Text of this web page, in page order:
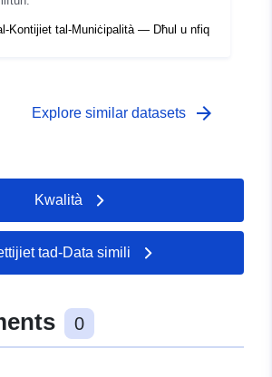
Kontijiet tal-Muniċipalità — Dħul u nfiq
Explore similar datasets arrow_forward
Kwalità
tad-Data simili
0